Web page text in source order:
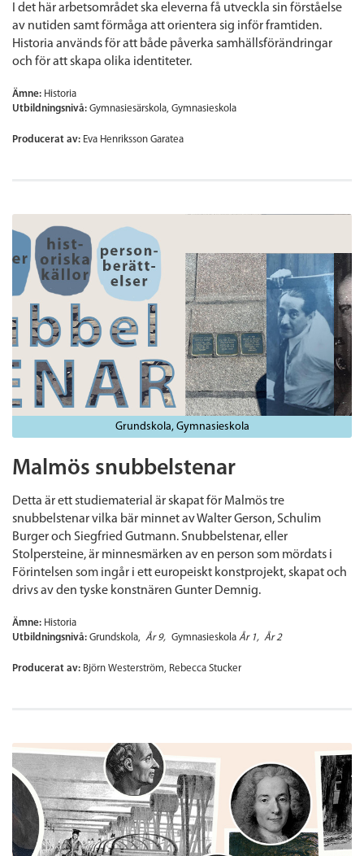
I det här arbetsområdet ska eleverna få utveckla sin förståelse
av nutiden samt förmåga att orientera sig inför framtiden.
Historia används för att både påverka samhällsförändringar
och för att skapa olika identiteter.
Ämne: Historia
Utbildningsnivå: Gymnasiesärskola Gymnasieskola
Producerat av: Eva Henriksson Garatea
Grundskola Gymnasieskola
Malmös snubbelstenar
Detta är ett studiematerial är skapat för Malmös tre
snubbelstenar vilka bär minnet av Walter Gerson, Schulim
Burger och Siegfried Gutmann. Snubbelstenar, eller
Stolpersteine, är minnesmärken av en person som mördats i
Förintelsen som ingår i ett europeiskt konstprojekt, skapat och
drivs av den tyske konstnären Gunter Demnig.
Ämne: Historia
Utbildningsnivå: Grundskola År 9 Gymnasieskola År 1 År 2
Producerat av: Björn Westerström, Rebecca Stucker